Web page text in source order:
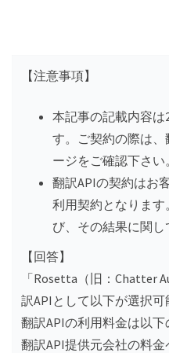
【注意事項】
本記事の記載内容は
す。ご契約の際は
ージをご確認下さい。
翻訳APIの契約はお
利用契約となりま
び、その結果に関し
【回答】
「Rosetta（旧：Chatter
訳APIとして以下が選択可
翻訳APIの利用料金は以
翻訳API提供元会社の料